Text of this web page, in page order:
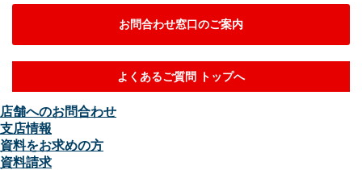
お問合わせ窓口のご案内
よくあるご質問 トップへ
店舗へのお問合わせ
支店情報
資料をお求めの方
資料請求